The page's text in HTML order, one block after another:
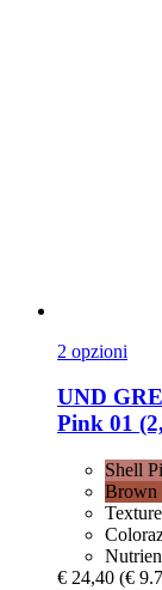
2 opzioni
UND
Pink 01
Shell
Brown
€ 24,40 (€